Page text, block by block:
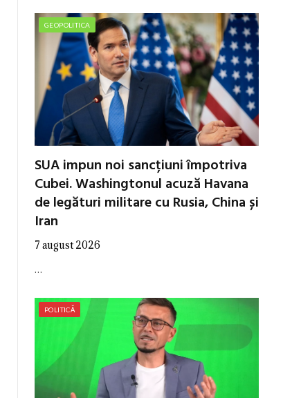
GEOPOLITICA
SUA impun noi sancțiuni împotriva
Cubei. Washingtonul acuză Havana
de legături militare cu Rusia, China și
Iran
7 august 2026
…
POLITICĂ